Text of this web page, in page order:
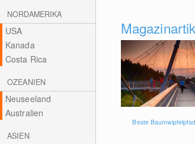
NORDAMERIKA
USA
Kanada
Costa Rica
OZEANIEN
Neuseeland
Australien
ASIEN
Beste